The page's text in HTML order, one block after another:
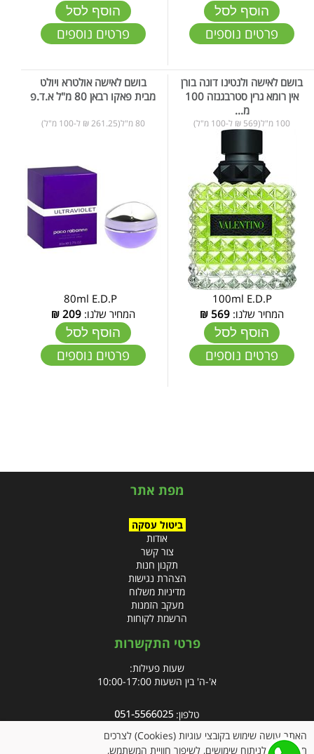
הוסף לסל
פרטים נוספים
הוסף לסל
פרטים נוספים
בושם לאישה ולנטינו דונה בורן
אין רומא גרין סטרבגנזה 100
מ...
100 מ"ל(569 ₪ ל-100 מ"ל)
100ml E.D.P
המחיר שלנו: 569
₪
הוסף לסל
פרטים נוספים
בושם לאישה אולטרא ויולט
מבית פאקו רבאן 80 מ"ל א.ד.פ
80 מ"ל(261.25 ₪ ל-100 מ"ל)
80ml E.D.P
המחיר שלנו:209
₪
הוסף לסל
פרטים נוספים
מפת אתר
ביטול עסקה
אודות
צור קשר
תקנון חנות
הצהרת נגישות
מדיניות משלוח
מעקב הזמנות
הרשמת לקוחות
פרטי התקשרות
שעות פעילות:
א'-ה' בין השעות 10:00-17:00
טלפון:
האתר עושה שימוש בקובצי עוגיות (Cookies) לצרכים
תפעוליים, לניתוח שימושים, לשיפור חוויית המשתמש,